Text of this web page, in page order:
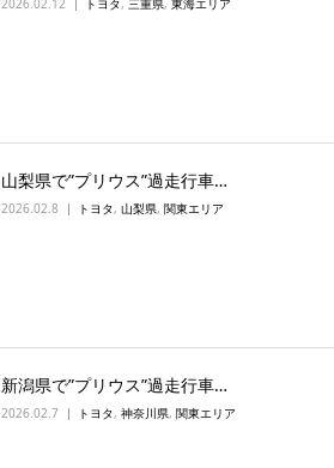
2026.02.12 トヨタ, 三重県, 東海エリア
山梨県で”プリウス”過走行車…
2026.02.8 トヨタ, 山梨県, 関東エリア
新潟県で”プリウス”過走行車…
2026.02.7 トヨタ, 神奈川県, 関東エリア